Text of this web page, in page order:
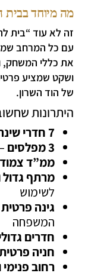
מה מיוחד בבית
זה לא עוד “בית
עם כל המרחב
את כללי המשחק,
ושקט שמציע
של הוד השרון.
היתרונות
7 חדרי שינה
3 מפלסים
ממ”ד צמוד
מרתף גדול
לשימוש
גינה
המשפחה
חדרים
חניה
רחוב